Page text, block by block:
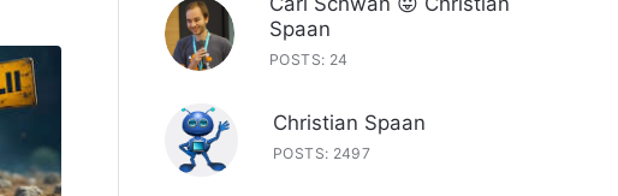
Spaan
POSTS: 24
Christian Spaan
POSTS: 2497